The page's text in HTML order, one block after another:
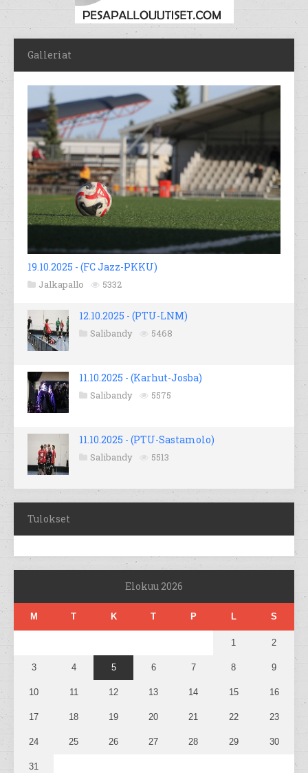
Galleriat
19.10.2025 - (FC Jazz-PKKU)
Jalkapallo 5332
12.10.2025 - (PTU-LNM)
Salibandy 5468
11.10.2025 - (Karhut-Josba)
Salibandy 5575
11.10.2025 - (PTU-Sastamolo)
Salibandy 5513
Tulokset
Elokuu 2026
M T K T P L S
1 2
3 4 5 6 7 8 9
10 11 12 13 14 15 16
17 18 19 20 21 22 23
24 25 26 27 28 29 30
31